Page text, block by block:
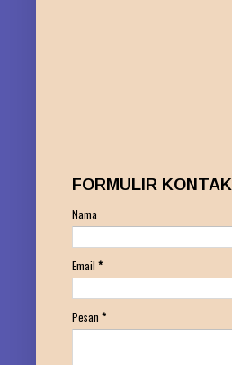
FORMULIR KONTAK
Nama
Email *
Pesan *